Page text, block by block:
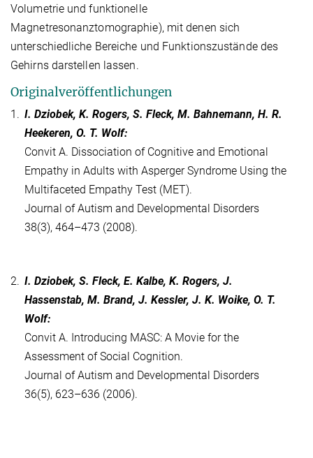
Volumetrie und funktionelle
Magnetresonanztomographie), mit denen sich
unterschiedliche Bereiche und Funktionszustände des
Gehirns darstellen lassen.
Originalveröffentlichungen
1. I. Dziobek, K. Rogers, S. Fleck, M. Bahnemann, H. R.
Heekeren, O. T. Wolf:
Convit A. Dissociation of Cognitive and Emotional
Empathy in Adults with Asperger Syndrome Using the
Multifaceted Empathy Test (MET).
Journal of Autism and Developmental Disorders
38(3), 464–473 (2008).
2. I. Dziobek, S. Fleck, E. Kalbe, K. Rogers, J.
Hassenstab, M. Brand, J. Kessler, J. K. Woike, O. T.
Wolf:
Convit A. Introducing MASC: A Movie for the
Assessment of Social Cognition.
Journal of Autism and Developmental Disorders
36(5), 623–636 (2006).